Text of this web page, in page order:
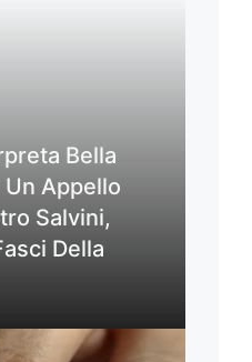
Bella
Appello
Salvini,
Della